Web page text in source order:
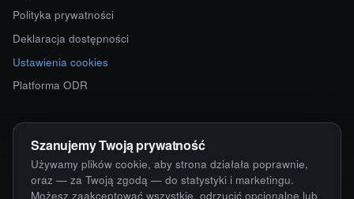
Polityka prywatności
Deklaracja dostępności
Ustawienia cookies
Platforma ODR
KONTAKT
ul. Starokościelna 12
63-750 Sulmierzyce
Szanujemy Twoją prywatność
Używamy plików cookie, aby strona działała poprawnie,
oraz — za Twoją zgodą — do statystyki i marketingu.
Możesz zaakceptować wszystkie, odrzucić opcjonalne lub